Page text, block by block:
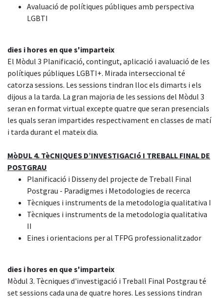
Avaluació de polítiques públiques amb perspectiva
LGBTI
dies i hores en que s'imparteix
El Mòdul 3 Planificació, contingut, aplicació i avaluació de les
polítiques públiques LGBTI+. Mirada interseccional té
catorza sessions. Les sessions tindran lloc els dimarts i els
dijous a la tarda. La gran majoria de les sessions del Mòdul 3
seran en format virtual excepte quatre que seran presencials
les quals seran impartides respectivament en classes de matí
i tarda durant el mateix dia.
MòDUL 4. TèCNIQUES D’INVESTIGACIó I TREBALL FINAL DE
POSTGRAU
Planificació i Disseny del projecte de Treball Final
Postgrau - Paradigmes i Metodologies de recerca
Tècniques i instruments de la metodologia qualitativa I
Tècniques i instruments de la metodologia qualitativa
II
Eines i orientacions per al TFPG professionalitzador
dies i hores en que s'imparteix
Mòdul 3. Tècniques d'investigació i Treball Final Postgrau té
set sessions cada una de quatre hores. Les sessions tindran